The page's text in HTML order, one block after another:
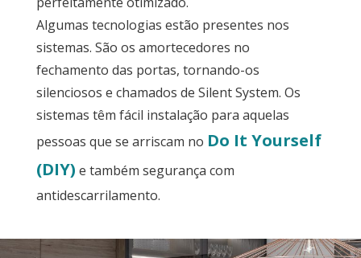
Algumas tecnologias estão presentes nos
sistemas. São os amortecedores no
fechamento das portas, tornando-os
silenciosos e chamados de Silent System. Os
sistemas têm fácil instalação para aquelas
pessoas que se arriscam no Do It Yourself
(DIY) e também segurança com
antidescarrilamento.